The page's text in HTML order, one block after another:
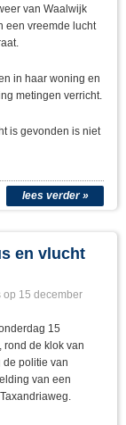
van Waalwijk
een vreemde lucht
in haar woning en
metingen verricht.
is gevonden is niet
lees verder »
en vlucht
op 15 december
15
rond de klok van
de politie van
van een